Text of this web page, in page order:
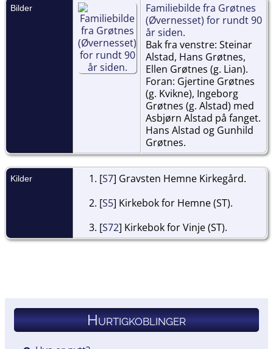
Bilder
Familiebilde fra Grøtnes
(Øvernesset) for rundt 90
år siden.
Bak fra venstre: Steinar
Alstad, Hans Grøtnes,
Ellen Grøtnes (g. Lian).
Foran: Gjertine Grøtnes
(g. Kvikne), Ingeborg
Grøtnes (g. Alstad) med
Asbjørn Alstad på fanget.
Hans Alstad og Gunhild
Grøtnes.
Kilder [S7] Gravsten Hemne Kirkegård.
[S5] Kirkebok for Hemne (ST).
[S72] Kirkebok for Vinje (ST).
Hurtigkoblinger